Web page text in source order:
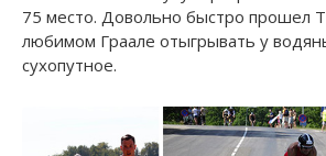
75 место. Довольно быстро прошел
любимом Граале отыгрывать у
сухопутное.